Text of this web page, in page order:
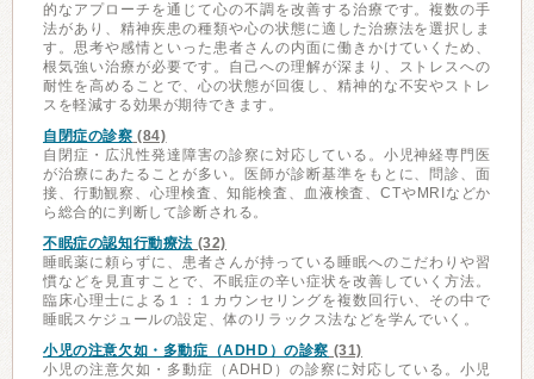
的なアプローチを通じて心の不調を改善する治療です。複数の手
法があり、精神疾患の種類や心の状態に適した治療法を選択しま
す。思考や感情といった患者さんの内面に働きかけていくため、
根気強い治療が必要です。自己への理解が深まり、ストレスへの
耐性を高めることで、心の状態が回復し、精神的な不安やストレ
スを軽減する効果が期待できます。
自閉症の診察 (84)
自閉症・広汎性発達障害の診察に対応している。小児神経専門医
が治療にあたることが多い。医師が診断基準をもとに、問診、面
接、行動観察、心理検査、知能検査、血液検査、CTやMRIなどか
ら総合的に判断して診断される。
不眠症の認知行動療法 (32)
睡眠薬に頼らずに、患者さんが持っている睡眠へのこだわりや習
慣などを見直すことで、不眠症の辛い症状を改善していく方法。
臨床心理士による１：１カウンセリングを複数回行い、その中で
睡眠スケジュールの設定、体のリラックス法などを学んでいく。
小児の注意欠如・多動症（ADHD）の診察 (31)
小児の注意欠如・多動症（ADHD）の診察に対応している。小児